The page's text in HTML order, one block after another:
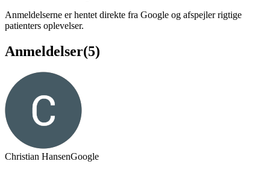
Anmeldelserne er hentet direkte fra Google og afspejler rigtige
patienters oplevelser.
Anmeldelser(5)
Christian HansenGoogle